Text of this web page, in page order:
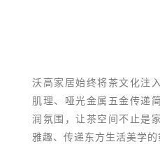
沃高家居始终将茶文化注
肌理、哑光金属五金传递
润氛围，让茶空间不止是
雅趣、传递东方生活美学